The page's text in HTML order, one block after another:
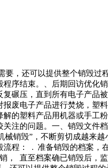
，还可以提供整个销毁过
序结束。、后期回访优化
碾压，直到所有电子产品
废电子产品进行焚烧，塑
的塑料产品用机器或手工
注的问题。一、销毁文件
销毁”，不断剪切成越来
程： . 准备销毁的档案，
直至档案确已销毁后，